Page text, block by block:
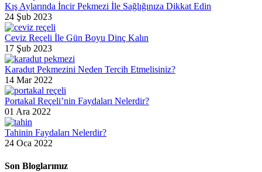
Kış Aylarında İncir Pekmezi İle Sağlığınıza Dikkat Edin
24 Şub 2023
Ceviz Reçeli İle Gün Boyu Dinç Kalın
17 Şub 2023
Karadut Pekmezini Neden Tercih Etmelisiniz?
14 Mar 2022
Portakal Reçeli’nin Faydaları Nelerdir?
01 Ara 2022
Tahinin Faydaları Nelerdir?
24 Oca 2022
Son Bloglarımız